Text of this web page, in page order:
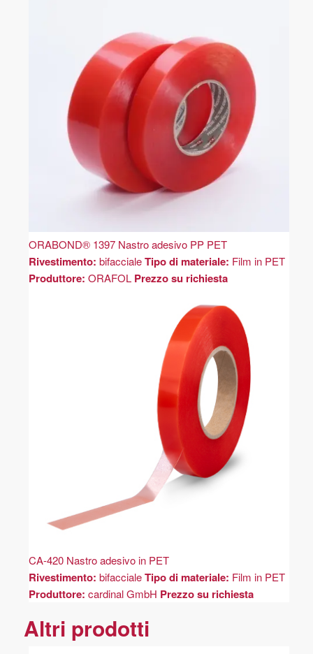
ORABOND® 1397 Nastro adesivo PP PET
Rivestimento: bifacciale Tipo di materiale: Film in PET
Produttore: ORAFOL Prezzo su richiesta
CA-420 Nastro adesivo in PET
Rivestimento: bifacciale Tipo di materiale: Film in PET
Produttore: cardinal GmbH Prezzo su richiesta
Altri prodotti